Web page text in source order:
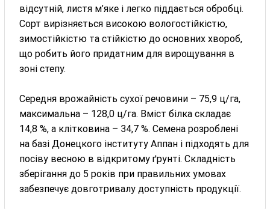
відсутній, листя м’яке і легко піддається обробці.
Сорт вирізняється високою вологостійкістю,
зимостійкістю та стійкістю до основних хвороб,
що робить його придатним для вирощування в
зоні степу.
Середня врожайність сухої речовини – 75,9 ц/га,
максимальна – 128,0 ц/га. Вміст білка складає
14,8 %, а клітковина – 34,7 %. Семена розроблені
на базі Донецкого інституту Аппан і підходять для
посіву весною в відкритому ґрунті. Складність
зберігання до 5 років при правильних умовах
забезпечує довготривалу доступність продукції.